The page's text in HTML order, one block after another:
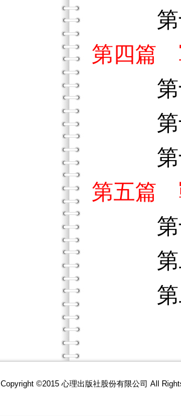
第十
第四篇
第十
第十
第十
第五篇
第十
第二
第二
Copyright ©2015 心理出版社股份有限公司 All